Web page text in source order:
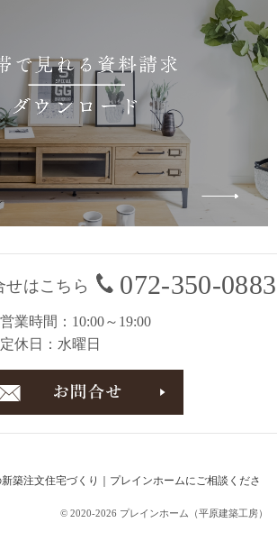
せはこちら 072-350-0883
営業時間
10:00～19:00
定休日
水曜日
© 2020-2026 プレインホーム（平原建築工房）
築注文住宅づくり｜プレインホームにご相談くださ